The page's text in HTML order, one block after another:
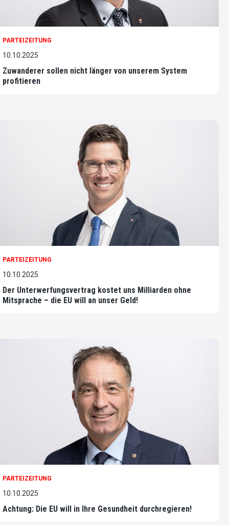
PARTEIZEITUNG
10.10.2025
Zuwanderer sollen nicht länger von unserem System
profitieren
PARTEIZEITUNG
10.10.2025
Der Unterwerfungsvertrag kostet uns Milliarden ohne
Mitsprache – die EU will an unser Geld!
PARTEIZEITUNG
10.10.2025
Achtung: Die EU will in Ihre Gesundheit durchregieren!